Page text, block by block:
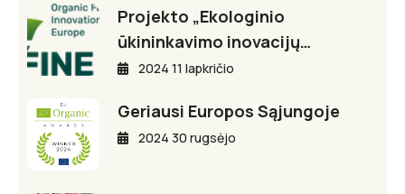
Projekto „Ekologinio
ūkininkavimo inovacijų…
2024 11 lapkričio
Geriausi Europos Sąjungoje
2024 30 rugsėjo